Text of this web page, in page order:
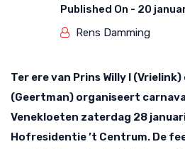
Published On - 20
Rens Damming
Ter ere van Prins Willy I
(Geertman) organiseert
Venekloeten zaterdag 28
Hofresidentie ’t Centrum. De